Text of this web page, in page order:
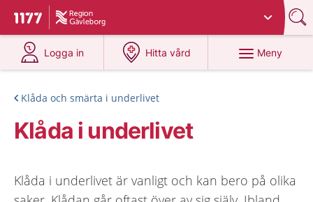
Till startsidan för 1177
Du har valt region
Logga in
på 1177.se
Hitta vård
på 1177.se
Meny
Klåda och smärta i underlivet
Klåda i underlivet
Klåda i underlivet är vanligt och kan bero på olika